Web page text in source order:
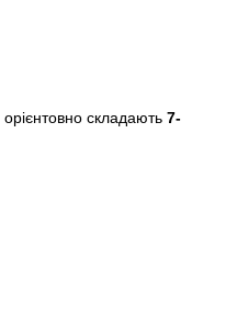
складають 7-